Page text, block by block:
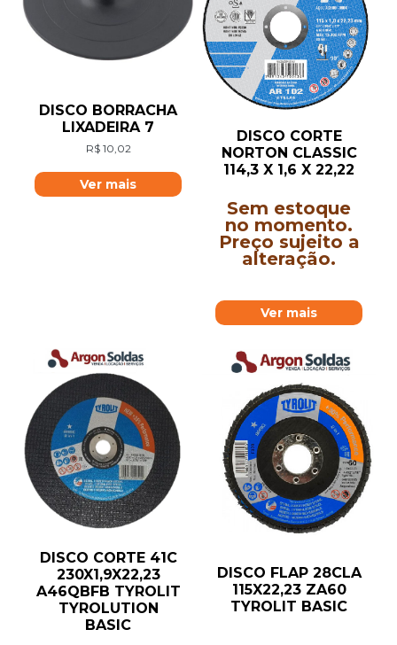
DISCO BORRACHA
LIXADEIRA 7
R$10,02
Ver mais
DISCO CORTE
NORTON CLASSIC
114,3 X 1,6 X 22,22
Sem estoque
no momento.
Preço sujeito a
alteração.
Ver mais
DISCO CORTE 41C
230X1,9X22,23
A46QBFB TYROLIT
TYROLUTION
BASIC
DISCO FLAP 28CLA
115X22,23 ZA60
TYROLIT BASIC